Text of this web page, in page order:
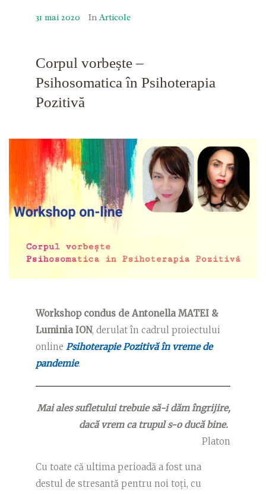
31 mai 2020 In Articole
Corpul vorbește –
Psihosomatica în Psihoterapia
Pozitivă
Workshop condus de Antonella MATEI &
Luminia ION, derulat în cadrul proiectului
online Psihoterapie Pozitivă în vreme de
pandemie.
Mai ales sufletului trebuie să-i dăm îngrijire,
dacă vrem ca trupul s-o ducă bine.
Platon
Cu toate că ultima perioadă a fost una
destul de stresantă pentru noi toți, cu